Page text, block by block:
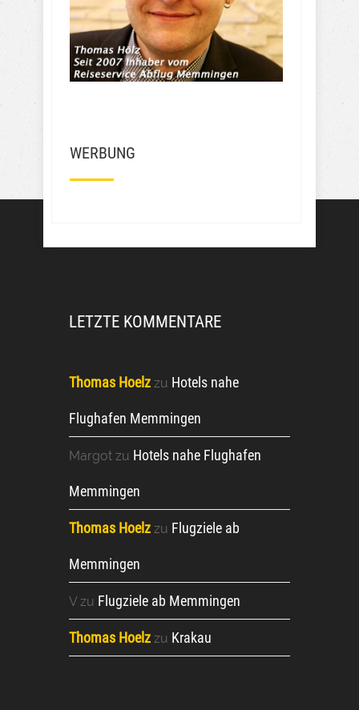
Euro zahlen . Das sind 100 Euro
weniger. Wie soll ich das finden?
Frechheit wie die den Leuten das
Geld aus der Tasche ziehen….
Mehr Bewertungen
WERBUNG
LETZTE KOMMENTARE
Thomas Hoelz zu Hotels nahe
Flughafen Memmingen
Margot zu Hotels nahe Flughafen
Memmingen
Thomas Hoelz zu Flugziele ab
Memmingen
Vzu Flugziele ab Memmingen
Thomas Hoelz zu Krakau